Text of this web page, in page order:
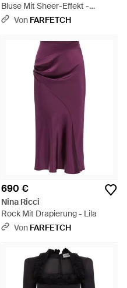
Bluse Mit Sheer-Effekt -
Schwarz
Von FARFETCH
690 €
Nina Ricci
Rock Mit Drapierung - Lila
Von FARFETCH